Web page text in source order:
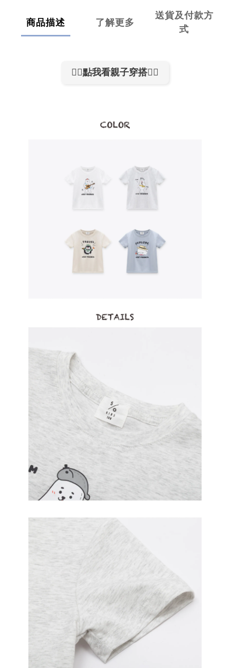
商品描述 了解更多
送貨及付款方
式
👉🏻點我看親子穿搭👈🏻